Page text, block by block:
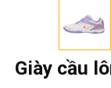
Giày cầu